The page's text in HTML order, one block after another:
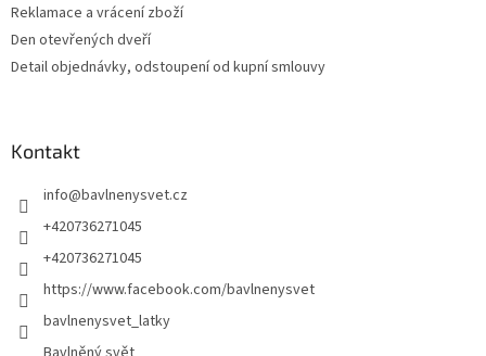
Reklamace a vrácení zboží
Den otevřených dveří
Detail objednávky, odstoupení od kupní smlouvy
Kontakt
info@bavlnenysvet.cz
+420736271045
+420736271045
https://www.facebook.com/bavlnenysvet
bavlnenysvet_latky